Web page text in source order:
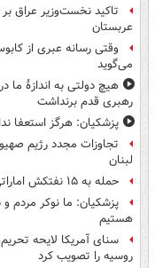
تاکید نخست‌وزیر عراق بر
عربستان
وقتی رسانه عبری از
می‌گوید
هیچ دولتی به اندازۀ
رهبری قدم برنداشت
پزشکیان: هرگز استعفا
تجاوزات مجدد رژیم
لبنان
حمله به ۱۵ نفتکش‌ اماراتی از ابتدای جنگ
پزشکیان: ما نوکر مردم
هستیم
سنای آمریکا لایحه
روسیه را تصویب کرد